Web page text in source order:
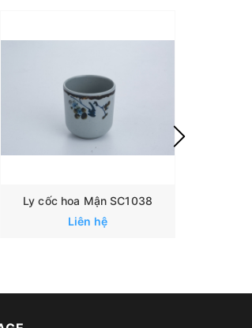
Ly cốc hoa Mận SC1038
Liên hệ